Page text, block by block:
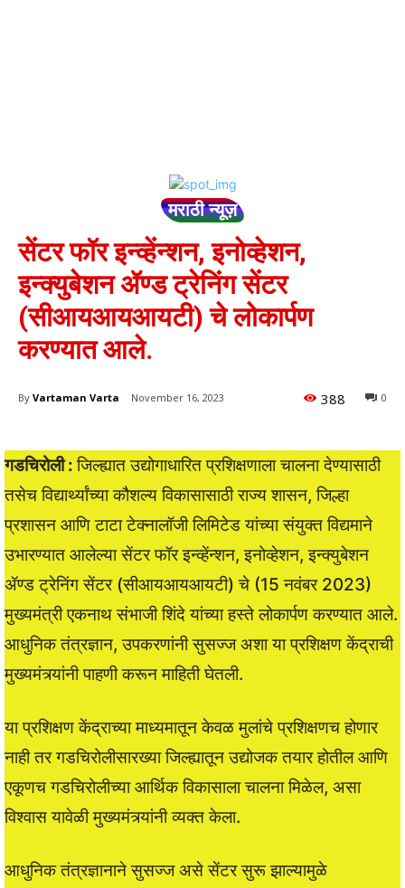
मराठी न्यूज़
सेंटर फॉर इन्व्हेंन्शन, इनोव्हेशन,
इन्क्युबेशन ॲण्ड ट्रेनिंग सेंटर
(सीआयआयआयटी) चे लोकार्पण
करण्यात आले.
By Vartaman Varta November 16, 2023 0
388
गडचिरोली :जिल्ह्यात उद्योगाधारित प्रशिक्षणाला चालना देण्यासाठी
तसेच विद्यार्थ्यांच्या कौशल्य विकासासाठी राज्य शासन, जिल्हा
प्रशासन आणि टाटा टेक्नालॉजी लिमिटेड यांच्या संयुक्त विद्यमाने
उभारण्यात आलेल्या सेंटर फॉर इन्व्हेंन्शन, इनोव्हेशन, इन्क्युबेशन
ॲण्ड ट्रेनिंग सेंटर (सीआयआयआयटी) चे (15 नवंबर 2023)
मुख्यमंत्री एकनाथ संभाजी शिंदे यांच्या हस्ते लोकार्पण करण्यात आले.
आधुनिक तंत्रज्ञान, उपकरणांनी सुसज्ज अशा या प्रशिक्षण केंद्राची
मुख्यमंत्र्यांनी पाहणी करून माहिती घेतली.
या प्रशिक्षण केंद्राच्या माध्यमातून केवळ मुलांचे प्रशिक्षणच होणार
नाही तर गडचिरोलीसारख्या जिल्ह्यातून उद्योजक तयार होतील आणि
एकूणच गडचिरोलीच्या आर्थिक विकासाला चालना मिळेल, असा
विश्वास यावेळी मुख्यमंत्र्यांनी व्यक्त केला.
आधुनिक तंत्रज्ञानाने सुसज्ज असे सेंटर सुरू झाल्यामुळे